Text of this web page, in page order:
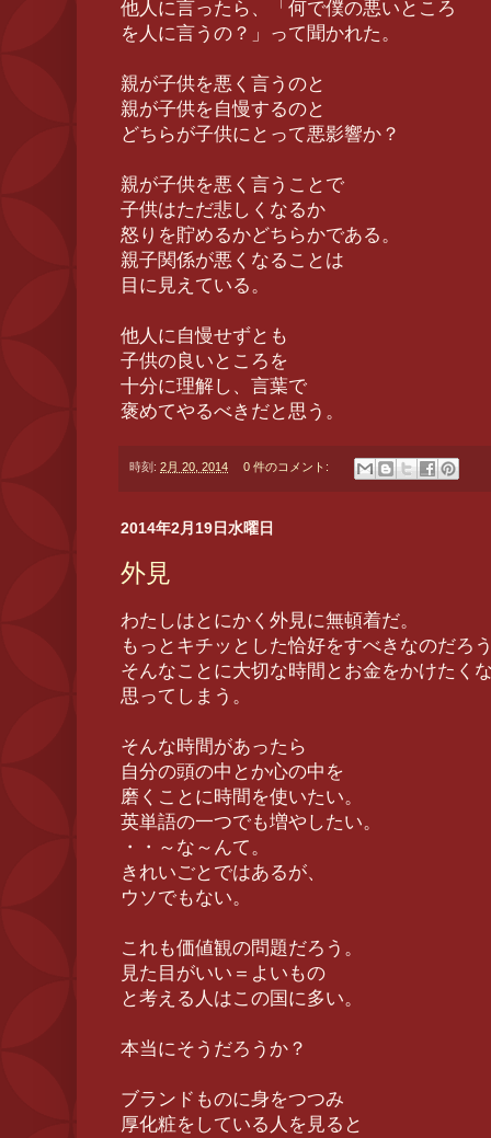
他人に言ったら、「何で僕の悪いところ
を人に言うの？」って聞かれた。
親が子供を悪く言うのと
親が子供を自慢するのと
どちらが子供にとって悪影響か？
親が子供を悪く言うことで
子供はただ悲しくなるか
怒りを貯めるかどちらかである。
親子関係が悪くなることは
目に見えている。
他人に自慢せずとも
子供の良いところを
十分に理解し、言葉で
褒めてやるべきだと思う。
時刻: 2月 20, 2014 0 件のコメント:
2014年2月19日水曜日
外見
わたしはとにかく外見に無頓着だ。
もっとキチッとした恰好をすべきなのだろ
そんなことに大切な時間とお金をかけたく
思ってしまう。
そんな時間があったら
自分の頭の中とか心の中を
磨くことに時間を使いたい。
英単語の一つでも増やしたい。
・・～な～んて。
きれいごとではあるが、
ウソでもない。
これも価値観の問題だろう。
見た目がいい＝よいもの
と考える人はこの国に多い。
本当にそうだろうか？
ブランドものに身をつつみ
厚化粧をしている人を見ると